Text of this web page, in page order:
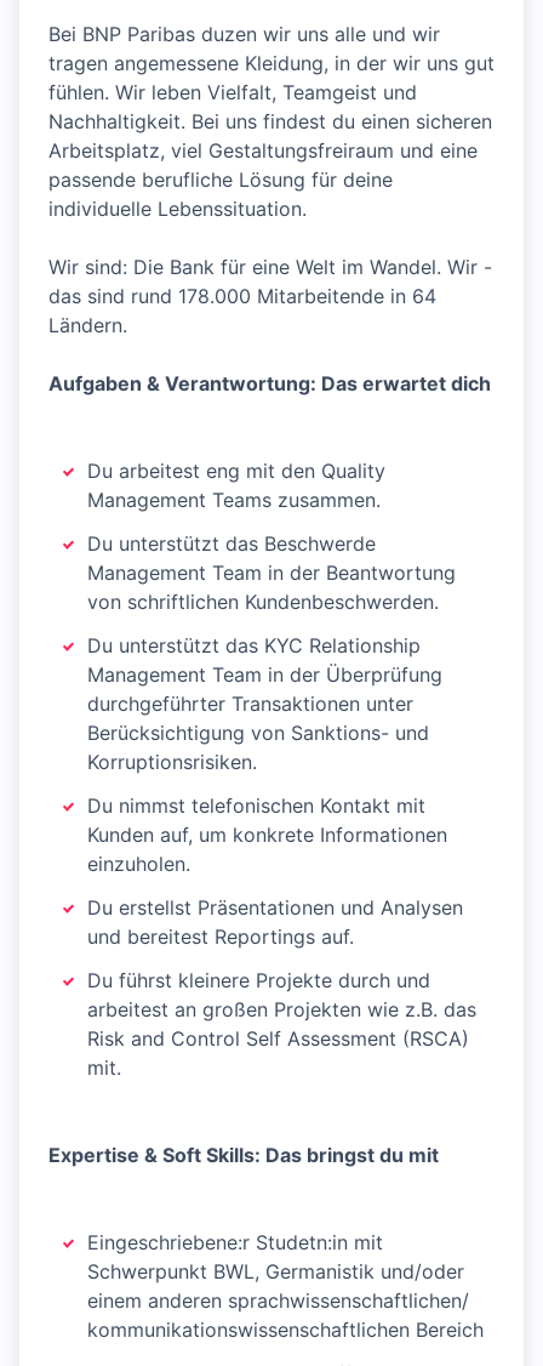
Bei BNP Paribas duzen wir uns alle und wir
tragen angemessene Kleidung, in der wir uns gut
fühlen. Wir leben Vielfalt, Teamgeist und
Nachhaltigkeit. Bei uns findest du einen sicheren
Arbeitsplatz, viel Gestaltungsfreiraum und eine
passende berufliche Lösung für deine
individuelle Lebenssituation.
Wir sind: Die Bank für eine Welt im Wandel. Wir -
das sind rund 178.000 Mitarbeitende in 64
Ländern.
Aufgaben & Verantwortung: Das erwartet dich
Du arbeitest eng mit den Quality
Management Teams zusammen.
Du unterstützt das Beschwerde
Management Team in der Beantwortung
von schriftlichen Kundenbeschwerden.
Du unterstützt das KYC Relationship
Management Team in der Überprüfung
durchgeführter Transaktionen unter
Berücksichtigung von Sanktions- und
Korruptionsrisiken.
Du nimmst telefonischen Kontakt mit
Kunden auf, um konkrete Informationen
einzuholen.
Du erstellst Präsentationen und Analysen
und bereitest Reportings auf.
Du führst kleinere Projekte durch und
arbeitest an großen Projekten wie z.B. das
Risk and Control Self Assessment (RSCA)
mit.
Expertise & Soft Skills: Das bringst du mit
Eingeschriebene:r Studetn:in mit
Schwerpunkt BWL, Germanistik und/oder
einem anderen sprachwissenschaftlichen/
kommunikationswissenschaftlichen Bereich